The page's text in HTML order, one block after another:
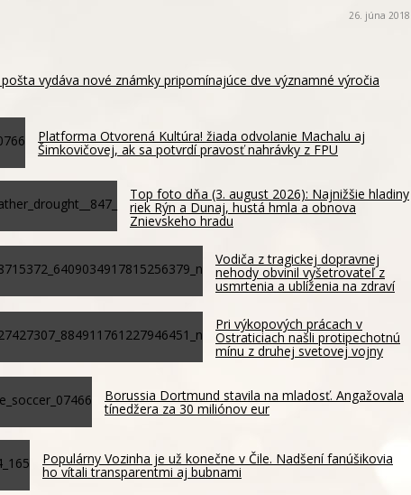
26. júna 2018
vydáva nové známky pripomínajúce dve významné výročia
Platforma Otvorená Kultúra! žiada odvolanie Machalu aj
Šimkovičovej, ak sa potvrdí pravosť nahrávky z FPU
Top foto dňa (3. august 2026): Najnižšie hladiny
riek Rýn a Dunaj, hustá hmla a obnova
Znievskeho hradu
Vodiča z tragickej dopravnej
nehody obvinil vyšetrovateľ z
usmrtenia a ublíženia na zdraví
Pri výkopových prácach v
Ostraticiach našli protipechotnú
mínu z druhej svetovej vojny
Borussia Dortmund stavila na mladosť. Angažovala
tínedžera za 30 miliónov eur
Populárny Vozinha je už konečne v Čile. Nadšení fanúšikovia
ho vítali transparentmi aj bubnami